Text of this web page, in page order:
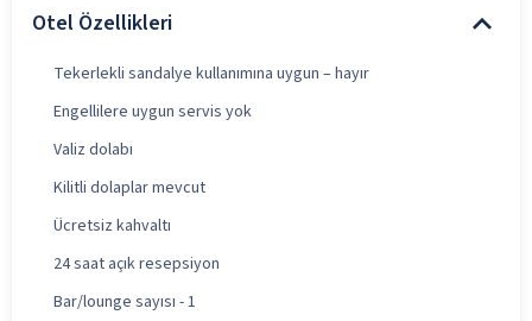
Otel Özellikleri
Tekerlekli sandalye kullanımına uygun – hayır
Engellilere uygun servis yok
Valiz dolabı
Kilitli dolaplar mevcut
Ücretsiz kahvaltı
24 saat açık resepsiyon
Bar/lounge sayısı - 1